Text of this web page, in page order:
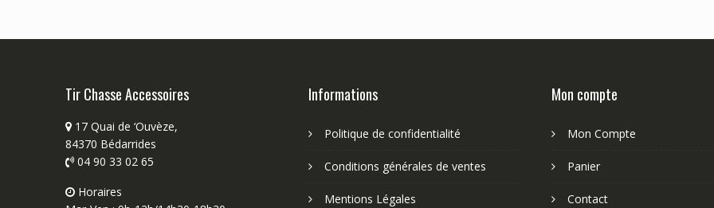
Tir Chasse Accessoires
17 Quai de ‘Ouvèze,
84370 Bédarrides
04 90 33 02 65
Horaires
Informations
Politique de confidentialité
Conditions générales de ventes
Mentions Légales
Mon compte
Mon Compte
Panier
Contact